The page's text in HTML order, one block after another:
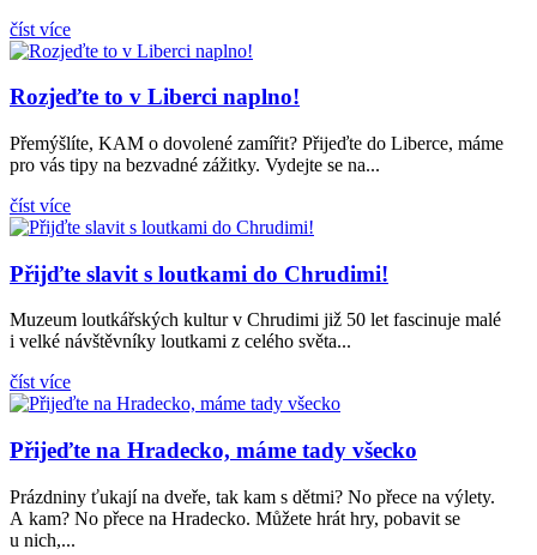
číst více
Rozjeďte to v Liberci naplno!
Přemýšlíte, KAM o dovolené zamířit? Přijeďte do Liberce, máme
pro vás tipy na bezvadné zážitky. Vydejte se na...
číst více
Přijďte slavit s loutkami do Chrudimi!
Muzeum loutkářských kultur v Chrudimi již 50 let fascinuje malé
i velké návštěvníky loutkami z celého světa...
číst více
Přijeďte na Hradecko, máme tady všecko
Prázdniny ťukají na dveře, tak kam s dětmi? No přece na výlety.
A kam? No přece na Hradecko. Můžete hrát hry, pobavit se
u nich,...